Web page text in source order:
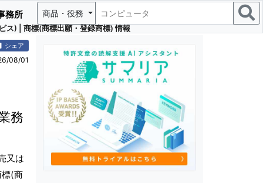
ス) | 商標(商標出願・登録商標) 情報
務所 商品・役務
シェア
08/01
務
又は
標(商